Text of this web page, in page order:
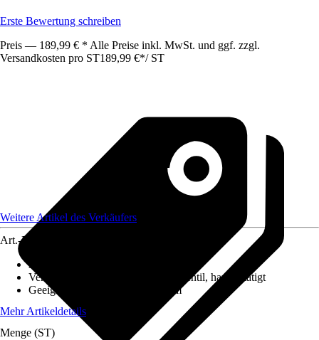
Erste Bewertung schreiben
Preis — 189,99 € * Alle Preise inkl. MwSt. und ggf. zzgl.
Versandkosten pro ST189,99 €*/ ST
Weitere Artikel des Verkäufers
Art.-Nr.
Ausführung
Ventilausstattung
3 ½" Körbchenventil, handbetätigt
Geeignet für
Unterschrank 60 cm
Mehr Artikeldetails
Menge (ST)